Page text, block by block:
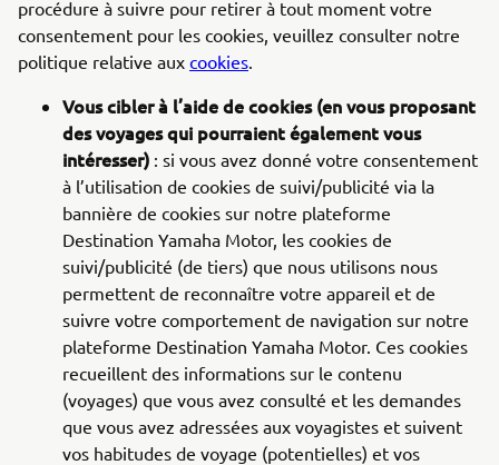
procédure à suivre pour retirer à tout moment votre
consentement pour les cookies, veuillez consulter notre
politique relative aux cookies.
Vous cibler à l’aide de cookies (en vous proposant
des voyages qui pourraient également vous
intéresser) : si vous avez donné votre consentement
à l’utilisation de cookies de suivi/publicité via la
bannière de cookies sur notre plateforme
Destination Yamaha Motor, les cookies de
suivi/publicité (de tiers) que nous utilisons nous
permettent de reconnaître votre appareil et de
suivre votre comportement de navigation sur notre
plateforme Destination Yamaha Motor. Ces cookies
recueillent des informations sur le contenu
(voyages) que vous avez consulté et les demandes
que vous avez adressées aux voyagistes et suivent
vos habitudes de voyage (potentielles) et vos